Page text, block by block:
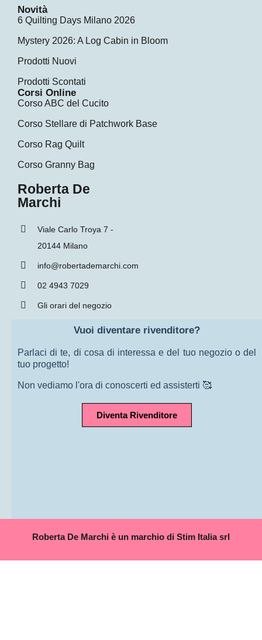
Novità
6 Quilting Days Milano 2026
Mystery 2026: A Log Cabin in Bloom
Prodotti Nuovi
Prodotti Scontati
Corsi Online
Corso ABC del Cucito
Corso Stellare di Patchwork Base
Corso Rag Quilt
Corso Granny Bag
Roberta De
Marchi
Viale Carlo Troya 7 -
20144 Milano
info@robertademarchi.com
02 4943 7029
Gli orari del negozio
Vuoi diventare rivenditore?
Parlaci di te, di cosa di interessa e del tuo negozio o del
tuo progetto!
Non vediamo l'ora di conoscerti ed assisterti 🥰
Diventa Rivenditore
Roberta De Marchi è un marchio di Stim Italia srl